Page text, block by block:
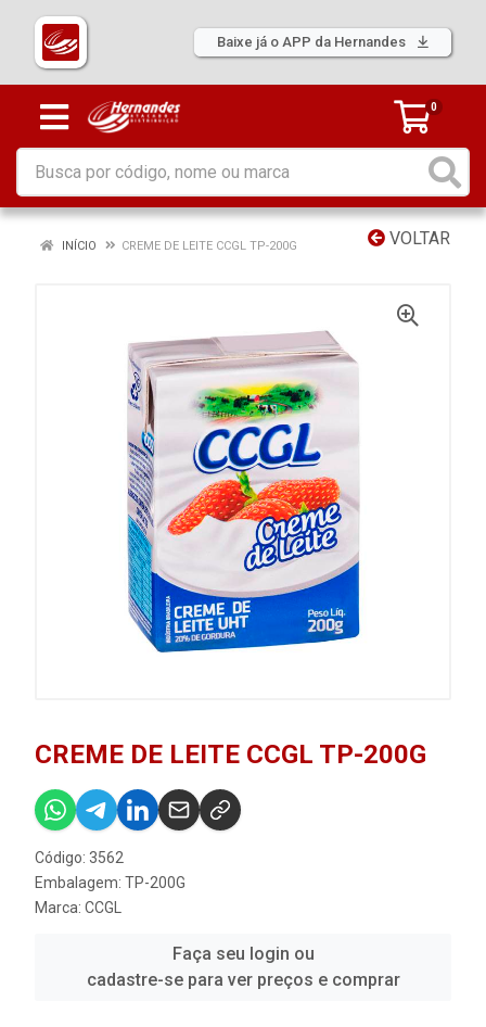
Baixe já o APP da Hernandes
0
VOLTAR
INÍCIO CREME DE LEITE CCGL TP-200G
CREME DE LEITE CCGL TP-200G
Código: 3562
Embalagem: TP-200G
Marca: CCGL
Faça seu login ou
cadastre-se para ver preços e comprar